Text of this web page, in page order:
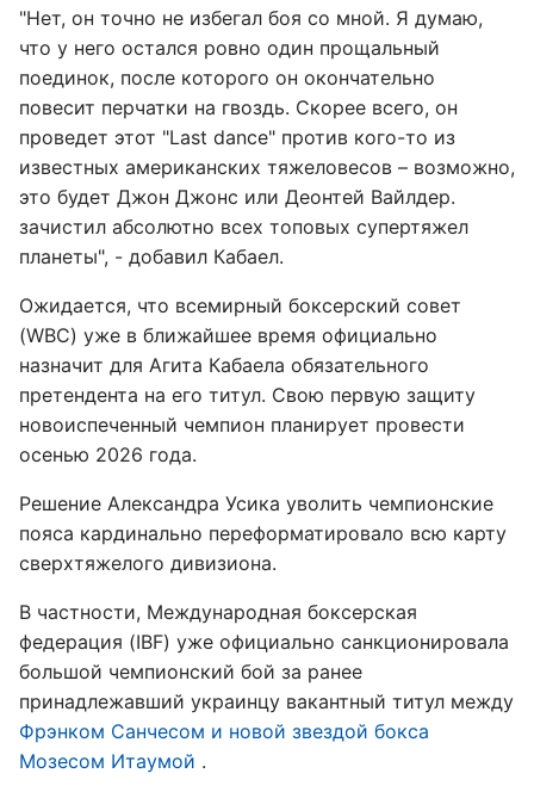
"Нет, он точно не избегал боя со мной. Я думаю,
что у него остался ровно один прощальный
поединок, после которого он окончательно
повесит перчатки на гвоздь. Скорее всего, он
проведет этот "Last dance" против кого-то из
известных американских тяжеловесов – возможно,
это будет Джон Джонс или Деонтей Вайлдер.
зачистил абсолютно всех топовых супертяжел
планеты", - добавил Кабаел.
Ожидается, что всемирный боксерский совет
(WBC) уже в ближайшее время официально
назначит для Агита Кабаела обязательного
претендента на его титул. Свою первую защиту
новоиспеченный чемпион планирует провести
осенью 2026 года.
Решение Александра Усика уволить чемпионские
пояса кардинально переформатировало всю карту
сверхтяжелого дивизиона.
В частности, Международная боксерская
федерация (IBF) уже официально санкционировала
большой чемпионский бой за ранее
принадлежавший украинцу вакантный титул между
Фрэнком Санчесом и новой звездой бокса
Мозесом Итаумой .